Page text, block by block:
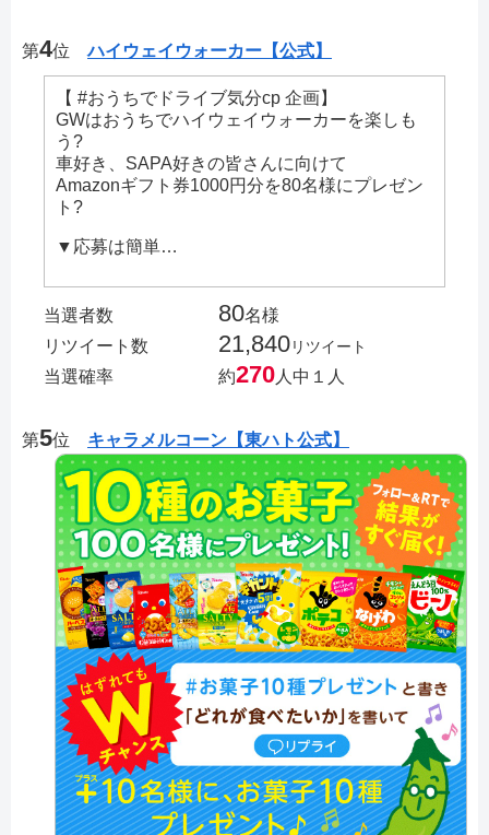
第4位ハイウェイウォーカー【公式】
【 #おうちでドライブ気分cp 企画】
GWはおうちでハイウェイウォーカーを楽しも
う?
車好き、SAPA好きの皆さんに向けて
Amazonギフト券1000円分を80名様にプレゼン
ト?
▼応募は簡単…
当選者数 80名様
リツイート数
21,840リツイート
当選確率 約270 人中１人
第5位 キャラメルコーン【東ハト公式】